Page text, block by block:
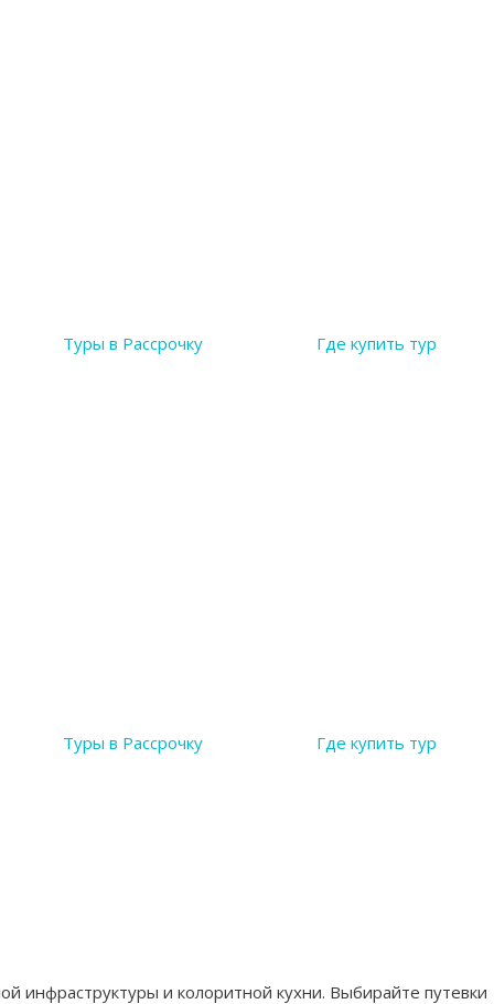
Туры в Рассрочку Где купить тур
Туры в Рассрочку Где купить тур
инфраструктуры и колоритной кухни. Выбирайте путевки